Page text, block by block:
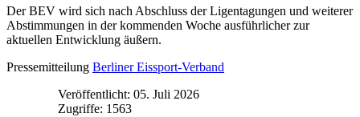
Der BEV wird sich nach Abschluss der Ligentagungen und weiterer
Abstimmungen in der kommenden Woche ausführlicher zur
aktuellen Entwicklung äußern.
Pressemitteilung Berliner Eissport-Verband
Veröffentlicht: 05. Juli 2026
Zugriffe: 1563